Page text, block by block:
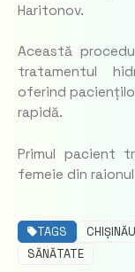
Haritonov.
Această
tratamentul
oferind
rapidă.
Primul pacient
femeie din
TAGS CHIȘINĂU
SĂNĂTATE